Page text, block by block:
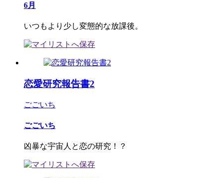
6月
いつもより少し変態的な放課後。
恋愛研究報告書2
ごごいち
ごごいち
凶暴な宇宙人と恋の研究！？